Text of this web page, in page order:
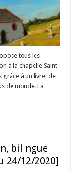
tous les
à la chapelle Saint-
grâce à un livret de
de monde. La
bilingue
24/12/2020]